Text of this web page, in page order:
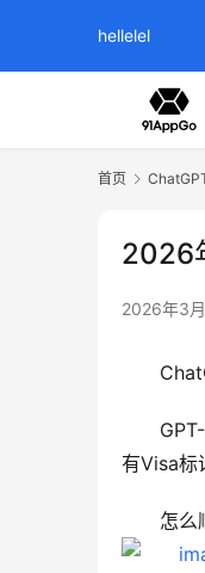
首页
2026
2026年3
有Visa标
怎么
hellelel